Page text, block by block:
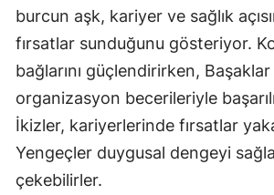
burcun aşk, kariyer ve sağlık
fırsatlar sunduğunu gösteriyor.
bağlarını güçlendirirken,
organizasyon becerileriyle
İkizler, kariyerlerinde fırsatlar
Yengeçler duygusal dengeyi
çekebilirler.